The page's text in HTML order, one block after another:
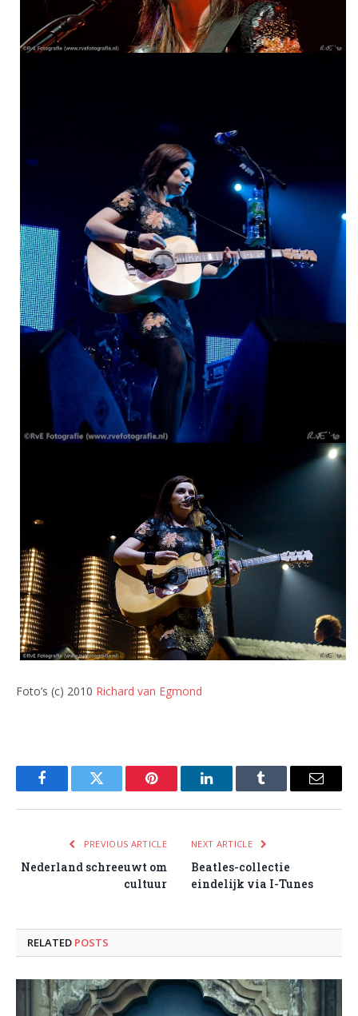
Foto’s (c) 2010 Richard van Egmond
FacebookTwitter Pinterest LinkedInTumblr Email
PREVIOUS ARTICLE
Nederland schreeuwt om
cultuur
NEXT ARTICLE
Beatles-collectie
eindelijk via I-Tunes
RELATED POSTS